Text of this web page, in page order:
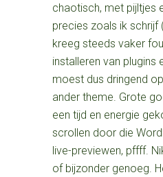
chaotisch, met pijltjes
precies zoals ik schrijf
kreeg steeds vaker
installeren van plugins
moest dus dringend
ander theme. Grote
een tijd en energie
scrollen door die
live-previewen, pffff.
of bijzonder genoeg.